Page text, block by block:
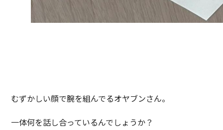
むずかしい顔で腕を組んでるオヤブンさん。
一体何を話し合っているんでしょうか？